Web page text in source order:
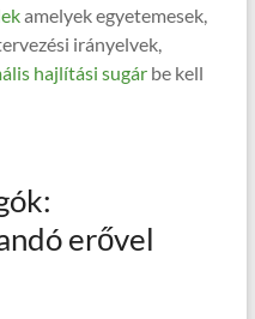
amelyek egyetemesek,
irányelvek,
hajlítási sugárbe kell
erővel